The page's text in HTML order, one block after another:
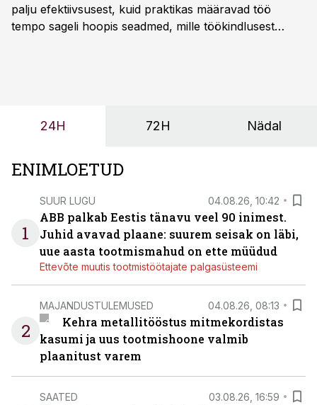
palju efektiivsusest, kuid praktikas määravad töö
tempo sageli hoopis seadmed, mille töökindlusest
24H 72H Nädal
ENIMLOETUD
1
SUUR LUGU 04.08.26, 10:42
ABB palkab Eestis tänavu veel 90 inimest.
Juhid avavad plaane: suurem seisak on läbi,
uue aasta tootmismahud on ette müüdud
Ettevõte muutis tootmistöötajate palgasüsteemi
2
MAJANDUSTULEMUSED 04.08.26, 08:13
Kehra metallitööstus mitmekordistas
kasumi ja uus tootmishoone valmib
plaanitust varem
SAATED 03.08.26, 16:59